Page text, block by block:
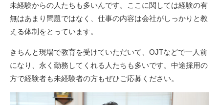
未経験からの人たちも多いんです。ここに関しては経験の有
無はあまり問題ではなく、仕事の内容は会社がしっかりと教
える体制をとっています。
きちんと現場で教育を受けていただいて、OJTなどで一人前
になり、永く勤務してくれる人たちも多いです。中途採用の
方で経験者も未経験者の方もぜひご応募ください。